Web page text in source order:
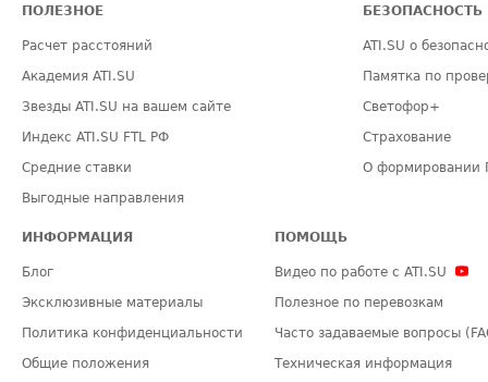
ПОЛЕЗНОЕ
Расчет расстояний
Академия ATI.SU
Звезды ATI.SU на вашем сайте
Индекс ATI.SU FTL РФ
Средние ставки
Выгодные направления
БЕЗОПАСНОСТЬ
ATI.SU о
Памятка по
Светофор+
Страхование
О формировании
ИНФОРМАЦИЯ
Блог
Эксклюзивные материалы
Политика конфиденциальности
Общие положения
ПОМОЩЬ
Видео по работе с ATI.SU
Полезное по перевозкам
Часто задаваемые вопросы
Техническая информация